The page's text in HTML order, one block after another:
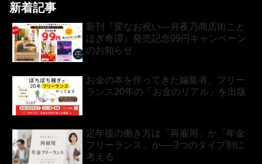
新着記事
新刊『変なお祝い―月夜乃商店街こと
ほぎ奇譚』発売記念99円キャンペーン
のお知らせ
お金の本を作ってきた編集者、フリー
ランス20年の「お金のリアル」を出版
定年後の働き方は「再雇用」か「年金
フリーランス」か──3つのタイプ別に
考える